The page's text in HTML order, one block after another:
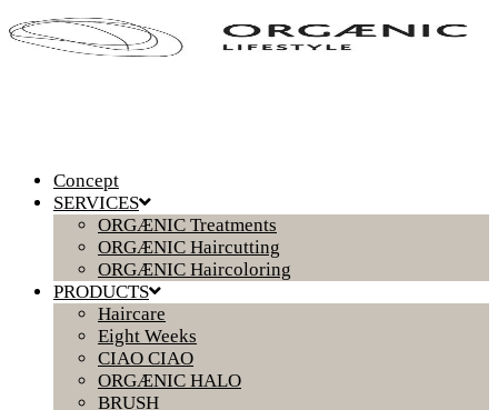
Concept
SERVICES
ORGÆNIC Treatments
ORGÆNIC Haircutting
ORGÆNIC Haircoloring
PRODUCTS
Haircare
Eight Weeks
CIAO CIAO
ORGÆNIC HALO
BRUSH